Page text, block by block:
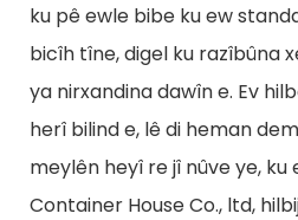
ku pê ewle bibe ku ew
bicîh tîne, digel ku razîbûna
ya nirxandina dawîn e. Ev
herî bilind e, lê di heman
meylên heyî re jî nûve ye, ku
Container House Co., ltd,